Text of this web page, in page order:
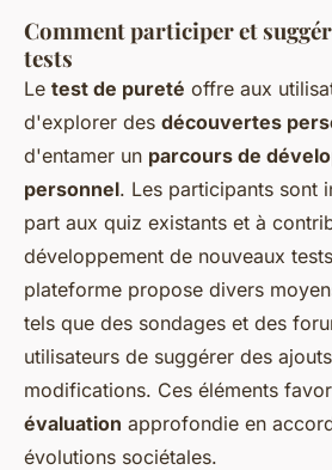
Comment participer et
tests
Le test de pureté offre aux
d'explorer des découvertes
d'entamer un parcours de
personnel. Les participants sont
part aux quiz existants et à
développement de nouveaux
plateforme propose divers
tels que des sondages et des
utilisateurs de suggérer des
modifications. Ces éléments
évaluation approfondie en
évolutions sociétales.